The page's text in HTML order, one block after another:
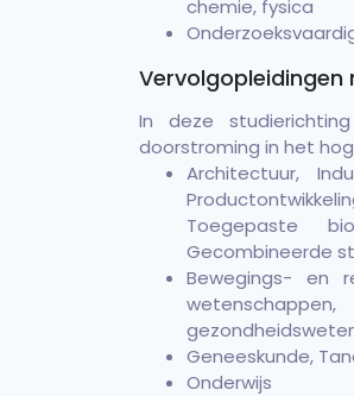
chemie, fysica
In deze
doorstroming in het
Architectuur,
Toegepaste
Gecombineerde
Bewegings- en
Geneeskunde,
Onderwijs